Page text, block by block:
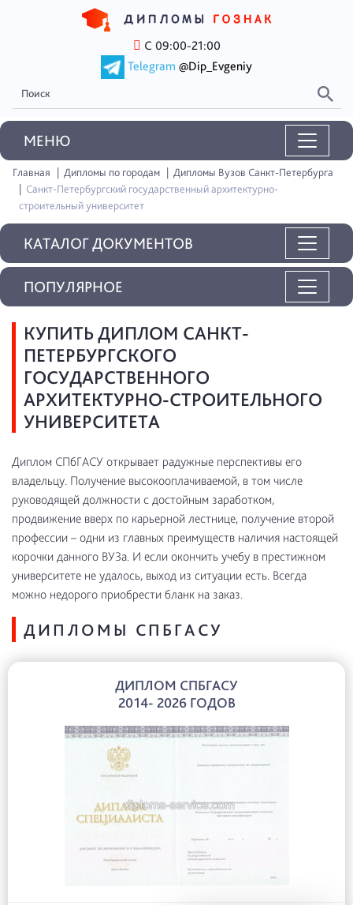
С 09:00-21:00
Telegram @Dip_Evgeniy
MEНЮ
Главная Дипломы по городам
Дипломы Вузов Санкт-Петербурга
Санкт-Петербургский государственный архитектурно-
строительный университет
КАТАЛОГ ДОКУМЕНТОВ
КУПИТЬ ДИПЛОМ САНКТ-
ПЕТЕРБУРГСКОГО
ГОСУДАРСТВЕННОГО
АРХИТЕКТУРНО-СТРОИТЕЛЬНОГО
УНИВЕРСИТЕТА
Диплом СПбГАСУ открывает радужные перспективы его
владельцу. Получение высокооплачиваемой, в том числе
руководящей должности с достойным заработком,
продвижение вверх по карьерной лестнице, получение второй
профессии – одни из главных преимуществ наличия настоящей
корочки данного ВУЗа. И если окончить учебу в престижном
университете не удалось, выход из ситуации есть. Всегда
можно недорого приобрести бланк на заказ.
ДИПЛОМЫ СПБГАСУ
ДИПЛОМ СПБГАСУ
2014- 2026 ГОДОВ
ПОПУЛЯРНОЕ